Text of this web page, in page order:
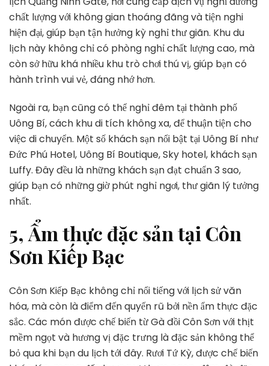
chất lượng với không gian thoáng đãng và tiện nghi
hiện đại, giúp bạn tận hưởng kỳ nghỉ thư giãn. Khu du
lịch này không chỉ có phòng nghỉ chất lượng cao, mà
còn sở hữu khá nhiều khu trò chơi thú vị, giúp bạn có
hành trình vui vẻ, đáng nhớ hơn.
Ngoài ra, bạn cũng có thể nghỉ đêm tại thành phố
Uông Bí, cách khu di tích không xa, để thuận tiện cho
việc di chuyển. Một số khách sạn nổi bật tại Uông Bí như
Đức Phú Hotel, Uông Bí Boutique, Sky hotel, khách sạn
Luffy. Đây đều là những khách sạn đạt chuẩn 3 sao,
giúp bạn có những giờ phút nghỉ ngơi, thư giãn lý tưởng
nhất.
5, Ẩm thực đặc sản tại Côn
Sơn Kiếp Bạc
Côn Sơn Kiếp Bạc không chỉ nổi tiếng với lịch sử văn
hóa, mà còn là điểm đến quyến rũ bởi nền ẩm thực đặc
sắc. Các món được chế biến từ Gà đồi Côn Sơn với thịt
mềm ngọt và hương vị đặc trưng là đặc sản không thể
bỏ qua khi bạn du lịch tới đây. Rươi Tứ Kỳ, được chế biến